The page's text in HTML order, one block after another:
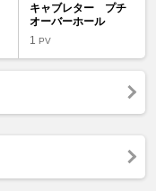
キャブレター プチ
オーバーホール
1 PV